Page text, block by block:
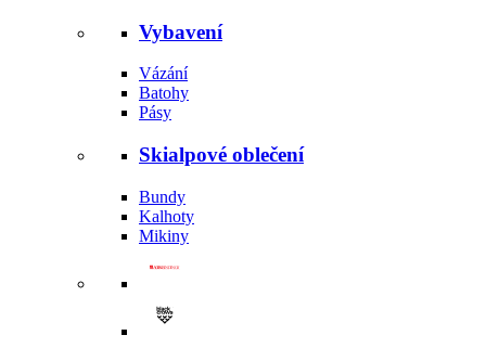
Vybavení
Vázání
Batohy
Pásy
Skialpové oblečení
Bundy
Kalhoty
Mikiny